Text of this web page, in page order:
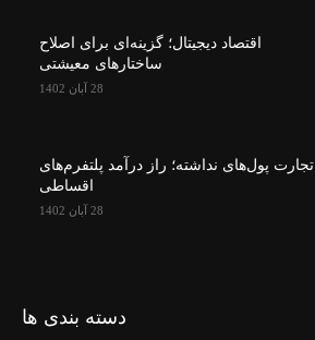
اقتصاد دیجیتال؛ گزینه‌ای برای اصلاح
ساختارهای معیشتی
28 آبان 1402
تجارت پول‌های نداشته؛ راز درآمد پلتفرم‌های
اقساطی
28 آبان 1402
دسته بندی ها